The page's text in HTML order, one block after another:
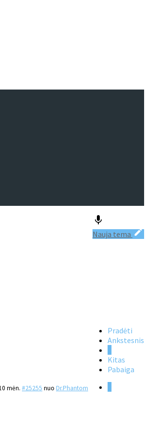
Nauja tema
Pradėti
Ankstesnis
Kitas
Pabaiga
mėn. #25255 nuo Dr.Phantom